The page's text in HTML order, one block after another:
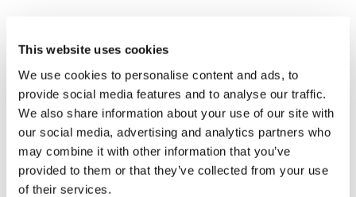
This website uses cookies
We use cookies to personalise content and ads, to
provide social media features and to analyse our traffic.
We also share information about your use of our site with
our social media, advertising and analytics partners who
may combine it with other information that you’ve
provided to them or that they’ve collected from your use
of their services.
Vormontage von Windkraftanlagen und als
Raupenkrane einsetzen – und das sehr
intensiv: Bis zum Jahresende ist der 6-Achser
bereits komplett verplant.
TAGS